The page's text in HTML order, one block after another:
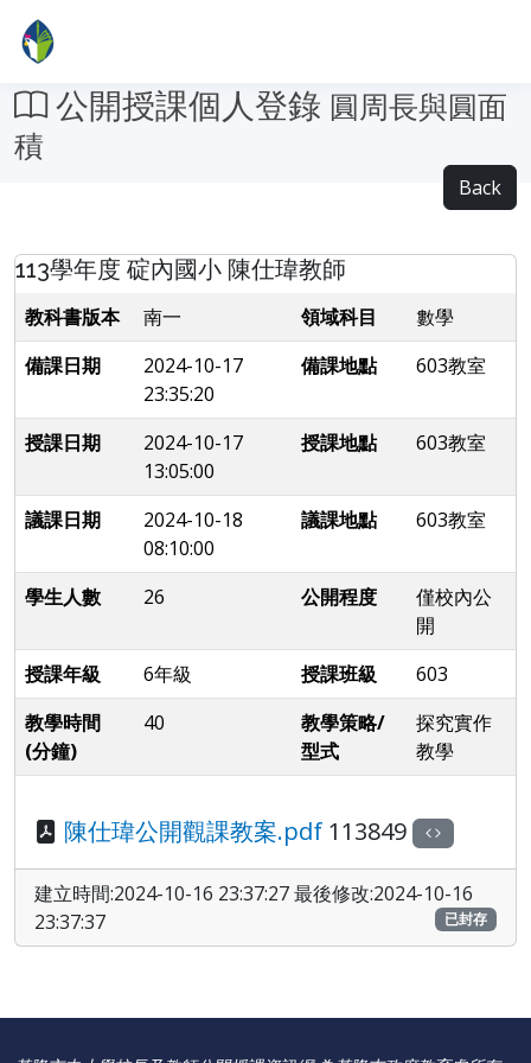
公開授課個人登錄 圓周長與圓面
積
Back
113學年度 碇內國小 陳仕瑋教師
教科書版本 南一 領域科目
數學
備課日期
2024-10-17
23:35:20
備課地點 603教室
授課日期
2024-10-17
13:05:00
授課地點 603教室
議課日期
2024-10-18
08:10:00
議課地點 603教室
學生人數 26 公開程度
僅校內公
開
授課年級
6年級 授課班級
603
教學時間
(分鐘)
40
教學策略/
型式
探究實作
教學
陳仕瑋公開觀課教案.pdf 113849
建立時間:2024-10-16 23:37:27 最後修改:2024-10-16
23:37:37
已封存